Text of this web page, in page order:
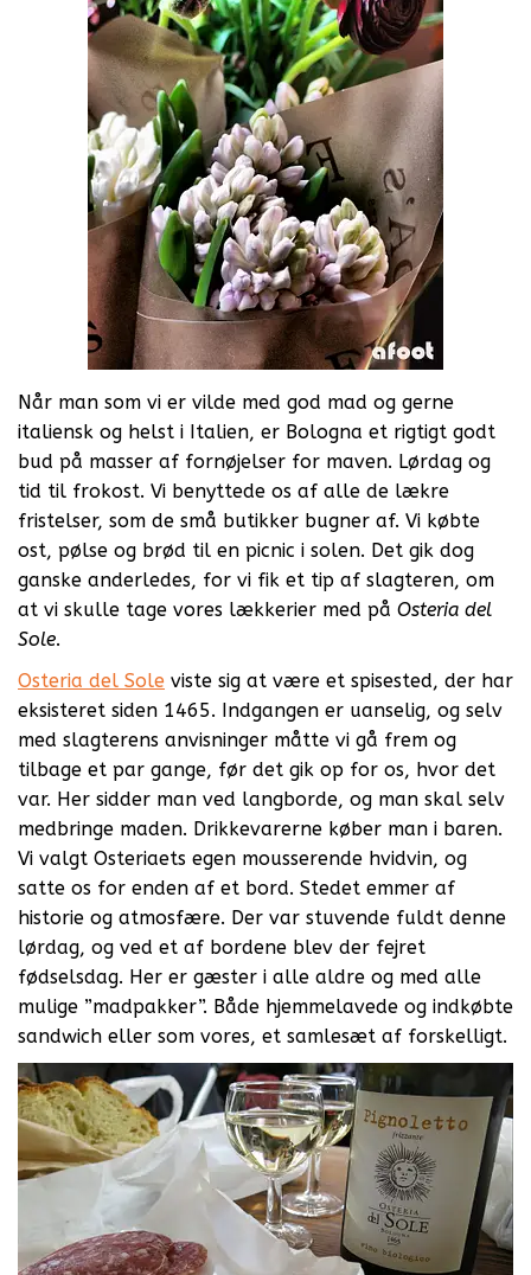
Når man som vi er vilde med god mad og gerne
italiensk og helst i Italien, er Bologna et rigtigt godt
bud på masser af fornøjelser for maven. Lørdag og
tid til frokost. Vi benyttede os af alle de lækre
fristelser, som de små butikker bugner af. Vi købte
ost, pølse og brød til en picnic i solen. Det gik dog
ganske anderledes, for vi fik et tip af slagteren, om
at vi skulle tage vores lækkerier med på Osteria del
Sole.
Osteria del Sole viste sig at være et spisested, der har
eksisteret siden 1465. Indgangen er uanselig, og selv
med slagterens anvisninger måtte vi gå frem og
tilbage et par gange, før det gik op for os, hvor det
var. Her sidder man ved langborde, og man skal selv
medbringe maden. Drikkevarerne køber man i baren.
Vi valgt Osteriaets egen mousserende hvidvin, og
satte os for enden af et bord. Stedet emmer af
historie og atmosfære. Der var stuvende fuldt denne
lørdag, og ved et af bordene blev der fejret
fødselsdag. Her er gæster i alle aldre og med alle
mulige ”madpakker”. Både hjemmelavede og indkøbte
sandwich eller som vores, et samlesæt af forskelligt.